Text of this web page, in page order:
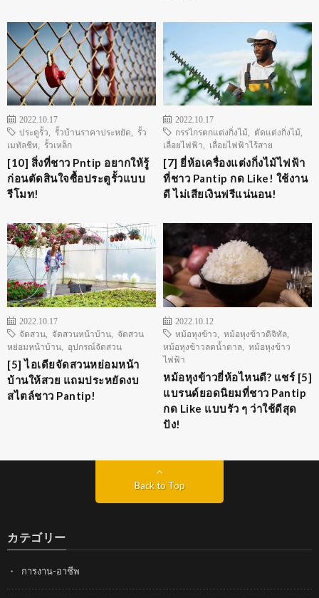
2022.10.17
ประตูรั้ว
รั้วบ้านราคาประหยัด
รั้ว
เมทัลชีท
รั้วเหล็ก
[10] สิ่งที่ชาว Pntip อยากให้รู้
ก่อนตัดสินใจซื้อประตูรั้วแบบ
รีโมท!
2022.10.17
กรรไกรตกแต่งกิ่งไม้
ตัดแต่งกิ่งไม้
เลื่อยไฟฟ้า
เลื่อยไฟฟ้าไร้สาย
[7] ยี่ห้อเครื่องแต่งกิ่งไม้ไฟฟ้า
ที่ชาว Pantip กด Like! ใช้งาน
ดี ไม่เสียเงินฟรีแน่นอน!
2022.10.17
จัดสวน
จัดสวนหน้าบ้าน
จัดสวน
หย่อมหน้าบ้าน
อุปกรณ์จัดสวน
[5] ไอเดียจัดสวนหย่อมหน้า
บ้านให้สวย แถมประหยัดงบ
สไตล์ชาว Pantip!
2022.10.12
หม้อหุงข้าว
หม้อหุงข้าวดิจิทัล
หม้อหุงข้าวลดน้ำตาล
หม้อหุงข้าว
ไฟฟ้า
หม้อหุงข้าวยี่ห้อไหนดี? แชร์ [5]
แบรนด์ยอดนิยมที่ชาว Pantip
กด Like แบบรัว ๆ ว่าใช้ดีสุด
ปัง!
Back to Top
カテゴリー
การงาน-อาชีพ